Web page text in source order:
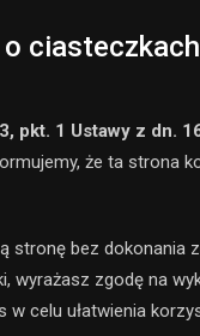
ciasteczkach
pkt. 1 Ustawy z dn.
że ta strona
stronę bez dokonania
wyrażasz zgodę na
w celu ułatwienia